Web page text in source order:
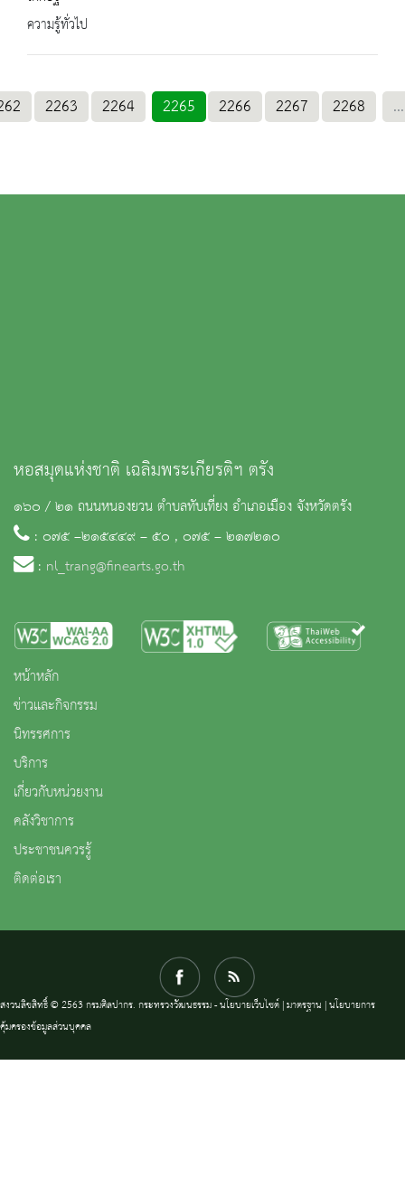
ความรู้ทั่วไป
2263 2264 2265 2266 2267 2268 ...
หอสมุดแห่งชาติ เฉลิมพระเกียรติฯ ตรัง
๑๖๐ / ๒๑ ถนนหนองยวน ตำบลทับเที่ยง อำเภอเมือง จังหวัดตรัง
: ๐๗๕ –๒๑๕๔๔๙ – ๕๐ , ๐๗๕ – ๒๑๗๒๑๐
: nl_trang@finearts.go.th
หน้าหลัก
ข่าวและกิจกรรม
นิทรรศการ
บริการ
เกี่ยวกับหน่วยงาน
คลังวิชาการ
ประชาชนควรรู้
ติดต่อเรา
สงวนลิขสิทธิ์ © 2563 กรมศิลปากร. กระทรวงวัฒนธรรม -นโยบายเว็บไซต์|มาตรฐาน |นโยบายการ
คุ้มครองข้อมูลส่วนบุคคล